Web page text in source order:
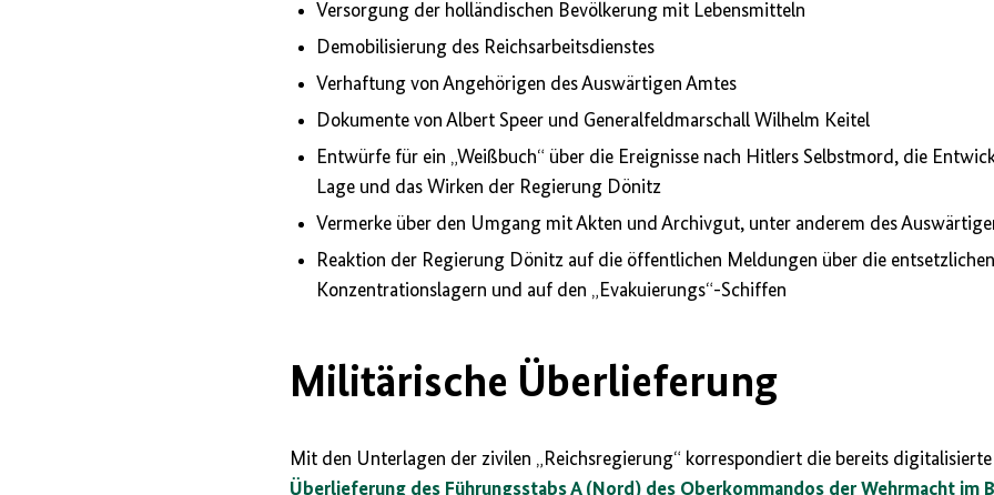
Versorgung der holländischen Bevölkerung mit Lebensmitteln
Demobilisierung des Reichsarbeitsdienstes
Verhaftung von Angehörigen des Auswärtigen Amtes
Dokumente von Albert Speer und Generalfeldmarschall Wilhelm Keitel
Entwürfe für ein „Weißbuch“ über die Ereignisse nach Hitlers Selbstmord, die
Lage und das Wirken der Regierung Dönitz
Vermerke über den Umgang mit Akten und Archivgut, unter anderem des
Reaktion der Regierung Dönitz auf die öffentlichen Meldungen über die
Konzentrationslagern und auf den „Evakuierungs“-Schiffen
Militärische Überlieferung
Mit den Unterlagen der zivilen „Reichsregierung“ korrespondiert die bereits
Überlieferung des Führungsstabs A (Nord) des Oberkommandos der Wehrmacht im